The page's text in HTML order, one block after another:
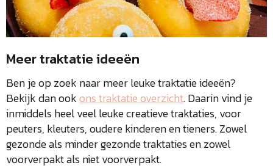
Meer traktatie ideeën
Ben je op zoek naar meer leuke traktatie ideeën?
Bekijk dan ookons traktatie overzicht. Daarin vind je
inmiddels heel veel leuke creatieve traktaties, voor
peuters, kleuters, oudere kinderen en tieners. Zowel
gezonde als minder gezonde traktaties en zowel
voorverpakt als niet voorverpakt.